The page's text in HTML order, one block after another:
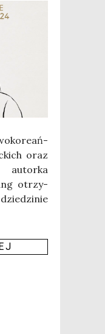
oraz
autor­ka
otrzy­